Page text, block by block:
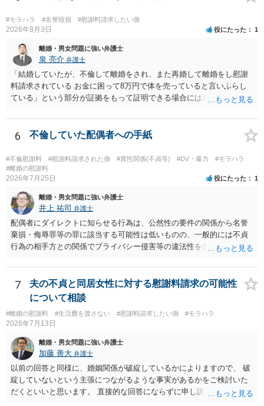
だからお前が払えよ！と怒鳴られました。」 こうなった経緯は不明で
すが，法律上は，夫と義母の間の話ですから，二人で賃料等の合意を
をしない場合に，義母がどのような選択をするかは，義母の判断でし
かありません（抵当権の解除の話をしているようですが）。 夫が賃料
の支払を相談者に請求したとしても，法律上の支払義務は生じませ
ん。変な賃貸借契約書（なぜか，賃借人が相談者になっているなど）
が作成されない限り，相談者に負担は生じないのです。にもかかわら
除は，金融機関（担保権者）の方が応じることがないと思います。ロ
（おそらく，建物も共同担保に入っていると思うので，競売自体はさ
ほど問題ありません。）売却代金が建物のローンに充当され，残額は
名義人である夫に請求されることになります。相談者は，債務に関係
なく，連帯保証人でもありませんので，負担する理由がありません。
離婚については，相手方が離婚したいようですから，離婚自体はこち
らの意思次第だと思います。慰謝料を請求する際に，この不動産の経
過も含めて，どのように相談者が精神的苦痛を受けたかの際に述べて
いく事情になると思います。 法律問題より，夫婦間の問題（離婚の問
題）の方がウェイトが大きいような問題のような印象を受けました。
だからこそ，夫に対する話ではなく，全て相談者に向いているように
思うのです。
#モラハラ #名誉毀損 #慰謝料請求したい側
2026年8月3日 役にたった 1
離婚・男女問題に強い弁護士
泉 亮介 弁護士
「結婚していたが、不倫して離婚をされ、また再婚して離婚をし慰謝
料請求されている お金に困って8万円で体を売っていると言いふらし
ている」という部分が証拠をもって証明できる場合には名誉権侵害や
ょう。 既に弁護士にご依頼されているとのことですので，依頼中の弁
護士と打ち合わせの末どのように対応するかを決められると良いでし
6 不倫していた配偶者への手紙
#不倫慰謝料 #慰謝料請求された側 #異性関係(不貞等) #DV・暴力
#モラハラ
#離婚の慰謝料
2026年7月25日 役にたった 1
離婚・男女問題に強い弁護士
井上 祐司 弁護士
配偶者にダイレクトに知らせる行為は、公然性の要件の関係から名誉
棄損・侮辱罪等の罪に該当する可能性は低いものの、一般的には不貞
行為の相手方との関係でプライバシー侵害等の違法性を含む行為で
ため、弁護士としては推奨しないことが一般的かと思います。
7
夫の不貞と同居女性に対する慰謝料請求の可能性
について相談
#離婚の慰謝料 #生活費を渡さない #慰謝料請求したい側 #モラハラ
2026年7月13日
離婚・男女問題に強い弁護士
加藤 善大 弁護士
以前の回答と同様に、婚姻関係が破綻しているかによりますので、 破
綻していないという主張につながるような事実があるかをご検討いた
だくといいと思います。 直接的な回答にならずに申し訳ございません